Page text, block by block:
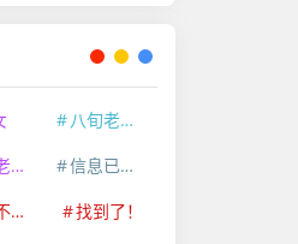
八旬老人走失
信息已删除
找到了！